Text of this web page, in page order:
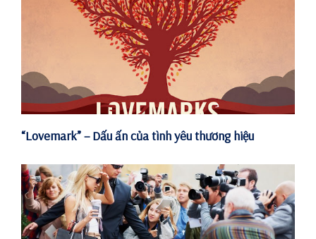
“Lovemark” – Dấu ấn của tình yêu thương hiệu